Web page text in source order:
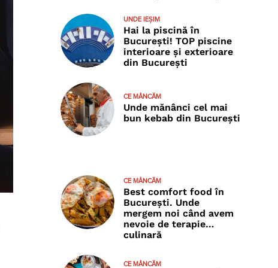
UNDE IEȘIM
Hai la piscină în
București! TOP piscine
interioare și exterioare
din București
CE MÂNCĂM
Unde mănânci cel mai
bun kebab din București
CE MÂNCĂM
Best comfort food în
București. Unde
mergem noi când avem
nevoie de terapie…
culinară
CE MÂNCĂM